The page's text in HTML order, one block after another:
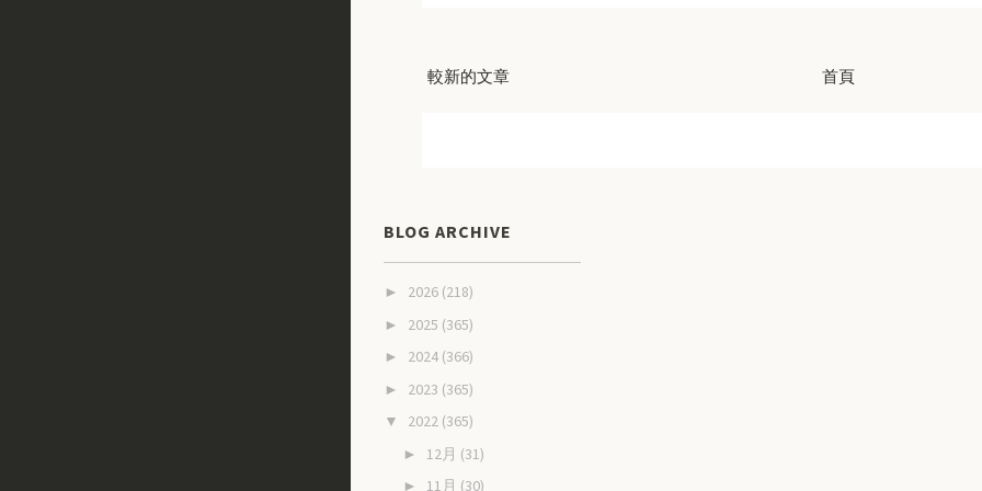
較新的文章 首頁
BLOG ARCHIVE
► 2026 (218)
► 2025 (365)
► 2024 (366)
► 2023 (365)
▼ 2022 (365)
► 12月 (31)
► 11月 (30)